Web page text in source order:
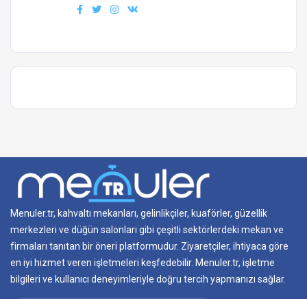
Menuler.tr, kahvaltı mekanları, gelinlikçiler, kuaförler, güzellik
merkezleri ve düğün salonları gibi çeşitli sektörlerdeki mekan ve
firmaları tanıtan bir öneri platformudur. Ziyaretçiler, ihtiyaca göre
en iyi hizmet veren işletmeleri keşfedebilir. Menuler.tr, işletme
bilgileri ve kullanıcı deneyimleriyle doğru tercih yapmanızı sağlar.